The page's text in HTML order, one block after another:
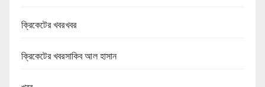
ক্রিকেটের খবরখবর
ক্রিকেটের খবরসাকিব আল হাসান